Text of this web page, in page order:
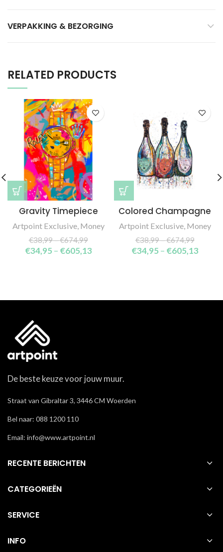
VERPAKKING & BEZORGING
RELATED PRODUCTS
Gravity Timepiece
Artpoint Exclusive, Money
€38,99–€674,99
€34,95 – €605,13
Colored Champagne
Artpoint Exclusive, Money
€38,99–€674,99
€34,95 – €605,13
De beste keuze voor jouw muur.
Straat van Gibraltar 3, 3446 CM Woerden
Bel naar: 088 1200 110
Email: info@www.artpoint.nl
RECENTE BERICHTEN
CATEGORIEËN
SERVICE
INFO